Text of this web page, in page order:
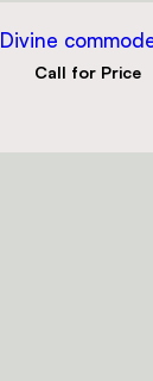
Divine
Call for Price